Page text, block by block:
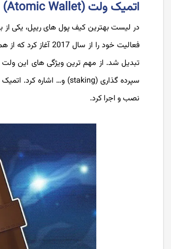
اتمیک ولت (Atomic Wallet)
در لیست بهترین کیف پول های ریپل، یکی از
فعالیت خود را از
نصب و اجرا کرد.